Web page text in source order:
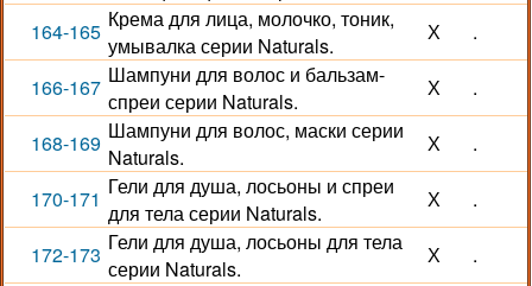
164-165 Крема для лица, молочко, тоник,
умывалка серии Naturals.
Х .
166-167 Шампуни для волос и бальзам-
спреи серии Naturals.
Х .
168-169 Шампуни для волос, маски серии
Naturals.
Х .
170-171 Гели для душа, лосьоны и спреи
для тела серии Naturals.
Х .
172-173 Гели для душа, лосьоны для тела
серии Naturals.
Х .